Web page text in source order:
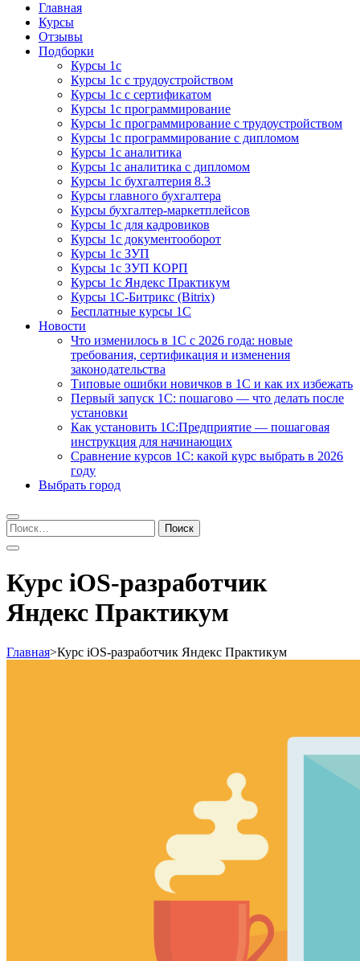
Курсы 1С
Курсы 1С официальная сертификация
Главная
Курсы
Отзывы
Подборки
Курсы 1с
Курсы 1с с трудоустройством
Курсы 1с с сертификатом
Курсы 1с программирование
Курсы 1с программирование с трудоустройством
Курсы 1с программирование с дипломом
Курсы 1с аналитика
Курсы 1с аналитика с дипломом
Курсы 1с бухгалтерия 8.3
Курсы главного бухгалтера
Курсы бухгалтер-маркетплейсов
Курсы 1с для кадровиков
Курсы 1с документооборот
Курсы 1с ЗУП
Курсы 1с ЗУП КОРП
Курсы 1с Яндекс Практикум
Курсы 1С-Битрикс (Bitrix)
Бесплатные курсы 1С
Новости
Что изменилось в 1С с 2026 года: новые
требования, сертификация и изменения
законодательства
Типовые ошибки новичков в 1С и как их избежать
Первый запуск 1С: пошагово — что делать после
установки
Как установить 1С:Предприятие — пошаговая
инструкция для начинающих
Сравнение курсов 1С: какой курс выбрать в 2026
году
Выбрать город
Найти:
Курс iOS-разработчик
Яндекс Практикум
Главная>Курс iOS-разработчик Яндекс Практикум